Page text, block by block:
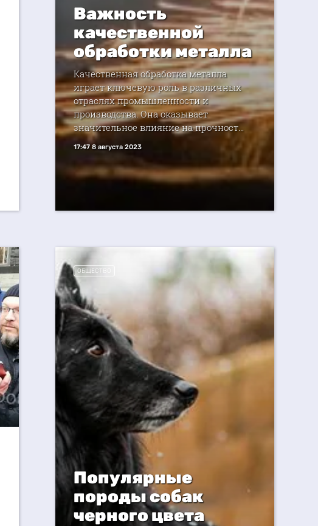
Важность
качественной
обработки металла
Качественная обработка металла
играет ключевую роль в различных
отраслях промышленности и
производства. Она оказывает
значительное влияние на прочност...
17:47 8 августа 2023
ОБЩЕСТВО
Популярные
породы собак
черного цвета